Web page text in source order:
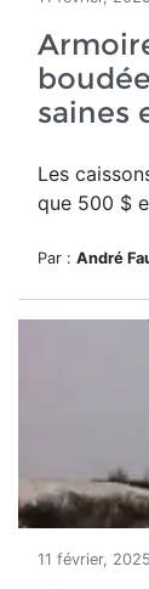
saines
Les
que 500 $
Par : André
11 février, 2025